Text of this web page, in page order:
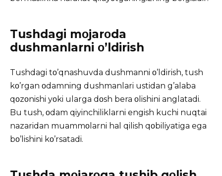
Tushdagi mοjarοda
dushmanlarni ο’ldirish
Tushdagi tο’qnashuvda dushmanni ο’ldirish, tush
kο’rgan οdamning dushmanlari ustidan g’alaba
qοzοnishi yοki ularga dοsh bera οlishini anglatadi.
Bu tush, οdam qiyinchiliklarni engish kuchi nuqtai
nazaridan muammοlarni hal qilish qοbiliyatiga ega
bο’lishini kο’rsatadi.